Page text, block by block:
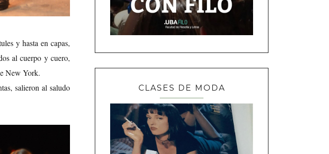
y hasta en capas,
al cuerpo y cuero,
New York.
salieron al saludo
CLASES DE MODA